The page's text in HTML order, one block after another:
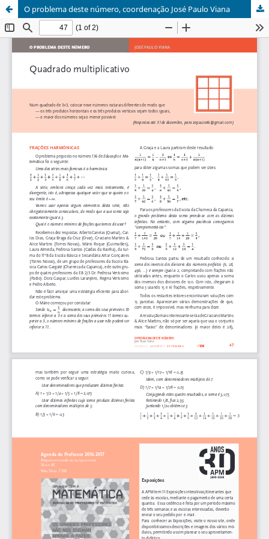
O problema deste número, coordenação José Paulo Viana